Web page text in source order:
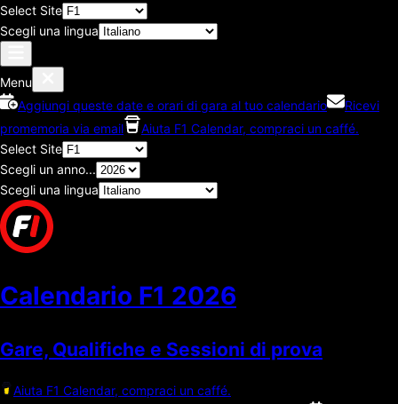
Select Site
Scegli una lingua
Menu
Aggiungi queste date e orari di gara al tuo calendario
Ricevi
promemoria via email
Aiuta F1 Calendar, compraci un caffé.
Select Site
Scegli un anno...
Scegli una lingua
Calendario F1 2026
Gare, Qualifiche e Sessioni di prova
Aiuta F1 Calendar, compraci un caffé.